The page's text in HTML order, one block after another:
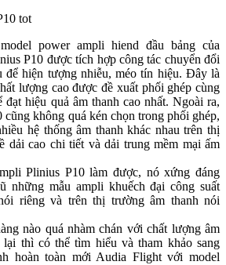
power ampli hiend đầu bảng của
P10 được tích hợp công tác chuyển đổi
để hiện tượng nhiễu, méo tín hiệu. Đây là
lượng cao được đề xuất phối ghép cùng
hiệu quả âm thanh cao nhất. Ngoài ra,
không quá kén chọn trong phối ghép,
hệ thống âm thanh khác nhau trên thị
dải cao chi tiết và dải trung mềm mại ấm
Plinius P10 làm được, nó xứng đáng
những mẫu ampli khuếch đại công suất
riêng và trên thị trường âm thanh nói
nào quá nhàm chán với chất lượng âm
lại thì có thể tìm hiểu và tham khảo sang
hoàn toàn mới Audia Flight với model